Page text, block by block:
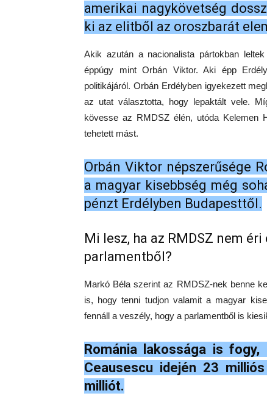
amerikai nagykövetség
ki az elitből az oroszbarát
Akik azután a nacionalista pártokban
éppúgy mint Orbán Viktor. Aki épp
politikájáról. Orbán Erdélyben igyekezett
az utat választotta, hogy lepaktált vele.
kövesse az RMDSZ élén, utóda Kelemen
tehetett mást.
Orbán Viktor népszerűsége
a magyar kisebbség még
pénzt Erdélyben Budapesttől.
Mi lesz, ha az RMDSZ nem
parlamentből?
Markó Béla szerint az RMDSZ-nek benne
is, hogy tenni tudjon valamit a magyar
fennáll a veszély, hogy a parlamentből is
Románia lakossága is
Ceausescu idején 23
milliót.